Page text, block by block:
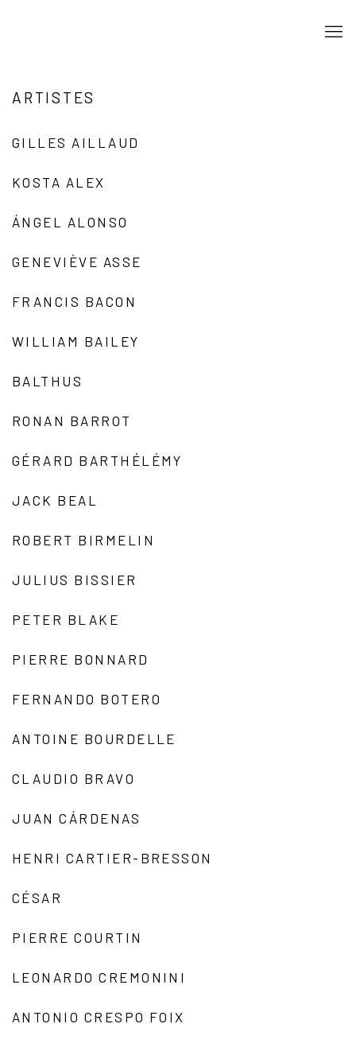
ARTISTES
GILLES AILLAUD
KOSTA ALEX
ÁNGEL ALONSO
GENEVIÈVE ASSE
FRANCIS BACON
WILLIAM BAILEY
BALTHUS
RONAN BARROT
GÉRARD BARTHÉLÉMY
JACK BEAL
ROBERT BIRMELIN
JULIUS BISSIER
PETER BLAKE
PIERRE BONNARD
FERNANDO BOTERO
ANTOINE BOURDELLE
CLAUDIO BRAVO
JUAN CÁRDENAS
HENRI CARTIER-BRESSON
CÉSAR
PIERRE COURTIN
LEONARDO CREMONINI
ANTONIO CRESPO FOIX